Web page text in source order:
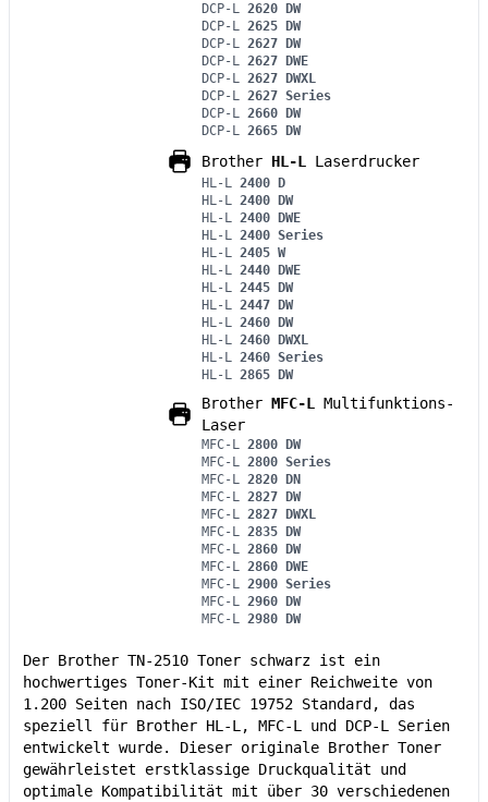
DCP-L 2620 DW
DCP-L 2625 DW
DCP-L 2627 DW
DCP-L 2627 DWE
DCP-L 2627 DWXL
DCP-L 2627 Series
DCP-L 2660 DW
DCP-L 2665 DW
Brother HL-L Laserdrucker
HL-L 2400 D
HL-L 2400 DW
HL-L 2400 DWE
HL-L 2400 Series
HL-L 2405 W
HL-L 2440 DWE
HL-L 2445 DW
HL-L 2447 DW
HL-L 2460 DW
HL-L 2460 DWXL
HL-L 2460 Series
HL-L 2865 DW
Brother MFC-L
Multifunktions-
Laser
MFC-L 2800 DW
MFC-L 2800 Series
MFC-L 2820 DN
MFC-L 2827 DW
MFC-L 2827 DWXL
MFC-L 2835 DW
MFC-L 2860 DW
MFC-L 2860 DWE
MFC-L 2900 Series
MFC-L 2960 DW
MFC-L 2980 DW
Der Brother TN-2510 Toner schwarz ist ein
hochwertiges Toner-Kit mit einer Reichweite von
1.200 Seiten nach ISO/IEC 19752 Standard, das
speziell für Brother HL-L, MFC-L und DCP-L Serien
entwickelt wurde. Dieser originale Brother Toner
gewährleistet erstklassige Druckqualität und
optimale Kompatibilität mit über 30 verschiedenen